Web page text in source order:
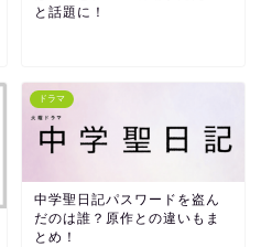
と話題に！
ドラマ
中学聖日記パスワードを盗ん
だのは誰？原作との違いもま
とめ！